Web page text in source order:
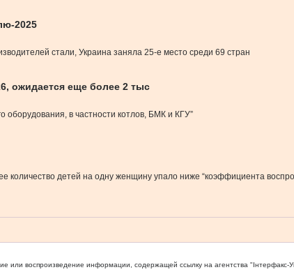
2025
стали, Украина заняла 25-е место среди 69 стран
ожидается еще более 2 тыс
в частности котлов, БМК и КГУ”
количество детей на одну женщину упало ниже “коэффициента
или воспроизведение информации, содержащей ссылку на агентства "Iнтерфакс-